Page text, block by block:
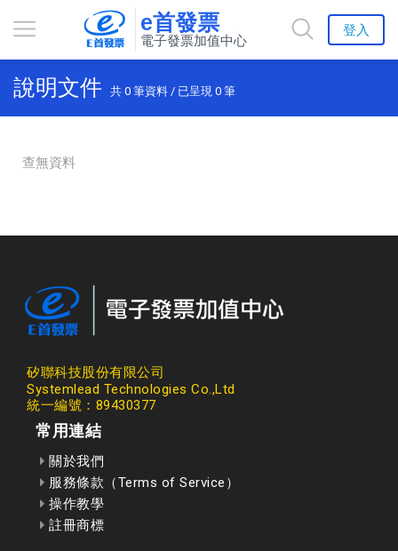
e首發票
電子發票加值中心
登入
說明文件 共 0 筆資料 / 已呈現 0 筆
查無資料
矽聯科技股份有限公司
Systemlead Technologies Co.,Ltd
統一編號：89430377
常用連結
關於我們
服務條款（Terms of Service）
操作教學
註冊商標